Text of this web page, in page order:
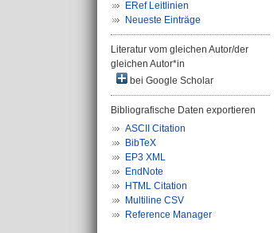
ERef Leitlinien
Neueste Einträge
Literatur vom gleichen Autor/der
gleichen Autor*in
bei Google Scholar
Bibliografische Daten exportieren
ASCII Citation
BibTeX
EP3 XML
EndNote
HTML Citation
Multiline CSV
Reference Manager